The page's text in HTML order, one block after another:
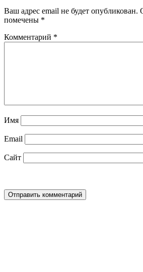
Ваш адрес email не будет опубликован.
помечены *
Комментарий *
Имя
Email
Сайт